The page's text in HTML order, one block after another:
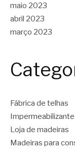
maio 2023
abril 2023
março 2023
Fábrica de telhas
Impermeabilizante
Loja de madeiras
Madeiras para